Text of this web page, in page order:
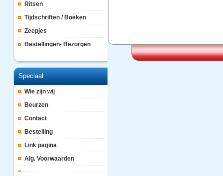
Ritsen
Tijdschriften / Boeken
Zeepjes
Bestellingen- Bezorgen
Speciaal
Wie zijn wij
Beurzen
Contact
Bestelling
Link pagina
Alg. Voorwaarden